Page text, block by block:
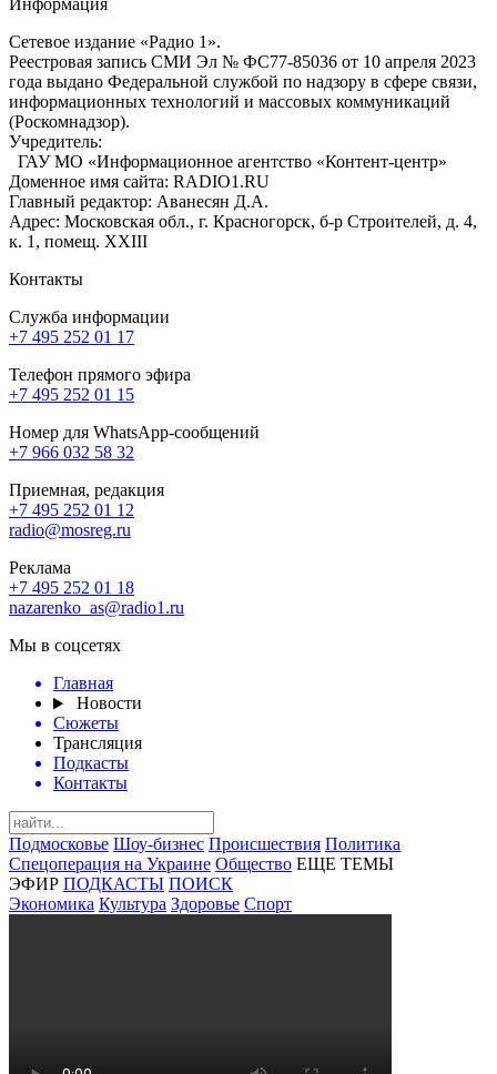
Информация
Сетевое издание «Радио 1».
Реестровая запись СМИ Эл № ФС77-85036 от 10 апреля 2023
года выдано Федеральной службой по надзору в сфере связи,
информационных технологий и массовых коммуникаций
(Роскомнадзор).
Учредитель:
ГАУ МО «Информационное агентство «Контент-центр»
Доменное имя сайта: RADIO1.RU
Главный редактор: Аванесян Д.А.
Адрес: Московская обл., г. Красногорск, б-р Строителей, д. 4,
к. 1, помещ. XXIII
Контакты
Служба информации
+7 495 252 01 17
Телефон прямого эфира
+7 495 252 01 15
Номер для WhatsApp-сообщений
+7 966 032 58 32
Приемная, редакция
+7 495 252 01 12
radio@mosreg.ru
Реклама
+7 495 252 01 18
nazarenko_as@radio1.ru
Мы в соцсетях
Главная
Новости
Сюжеты
Трансляция
Подкасты
Контакты
Подмосковье Шоу-бизнес Происшествия Политика
Спецоперация на Украине Общество ЕЩЕ ТЕМЫ
ЭФИР ПОДКАСТЫ ПОИСК
Экономика Культура Здоровье Спорт